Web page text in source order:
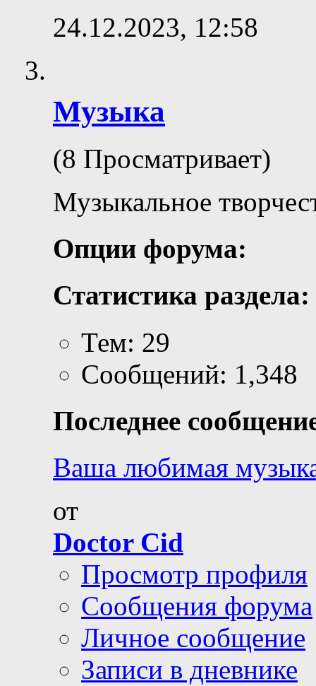
24.12.2023, 12:58
Музыка
(8 Просматривает)
Музыкальное
Опции форума:
Статистика раздела:
Тем: 29
Сообщений: 1,348
Последнее
Ваша любимая
от
Doctor Cid
Просмотр профиля
Сообщения форума
Личное сообщение
Записи в дневнике